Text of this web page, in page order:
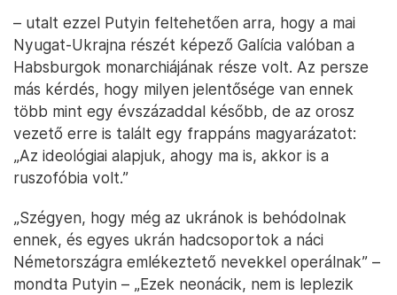
– utalt ezzel Putyin feltehetően arra, hogy a mai
Nyugat-Ukrajna részét képező Galícia valóban a
Habsburgok monarchiájának része volt. Az persze
más kérdés, hogy milyen jelentősége van ennek
több mint egy évszázaddal később, de az orosz
vezető erre is talált egy frappáns magyarázatot:
„Az ideológiai alapjuk, ahogy ma is, akkor is a
ruszofóbia volt.”
„Szégyen, hogy még az ukránok is behódolnak
ennek, és egyes ukrán hadcsoportok a náci
Németországra emlékeztető nevekkel operálnak” –
mondta Putyin – „Ezek neonácik, nem is leplezik